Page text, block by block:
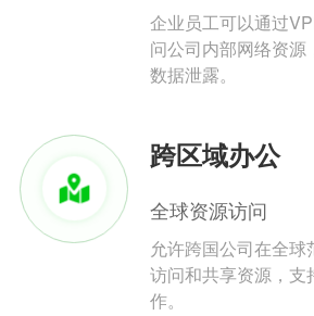
企业员工可以通过
问公司内部网络资源
数据泄露。
跨区域办公
全球资源访问
允许跨国公司在全球
访问和共享资源，支
作。